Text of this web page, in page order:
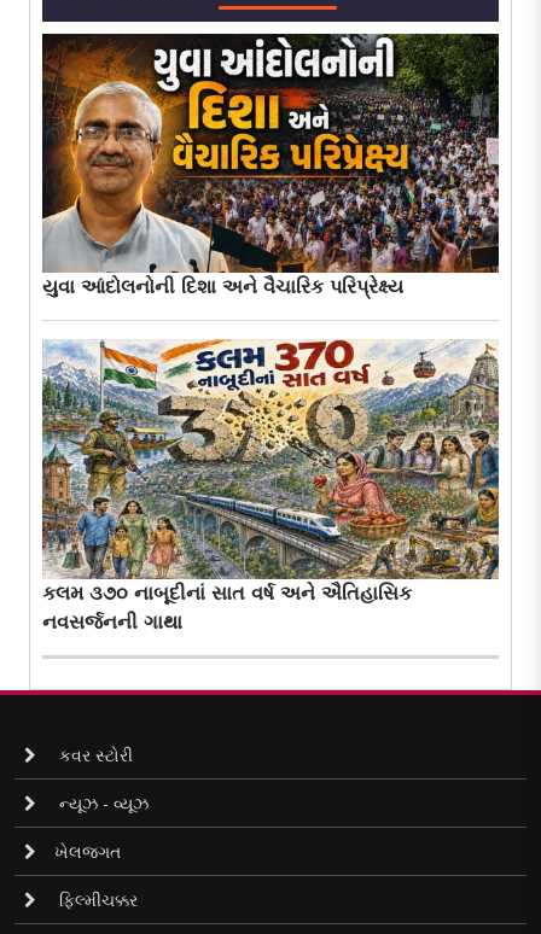
યુવા આંદોલનોની દિશા અને વૈચારિક પરિપ્રેક્ષ્ય
કલમ ૩૭૦ નાબૂદીનાં સાત વર્ષ અને ઐતિહાસિક
નવસર્જનની ગાથા
કવર સ્ટોરી
ન્યૂઝ - વ્યૂઝ
ખેલજગત
ફિલ્મીચક્કર